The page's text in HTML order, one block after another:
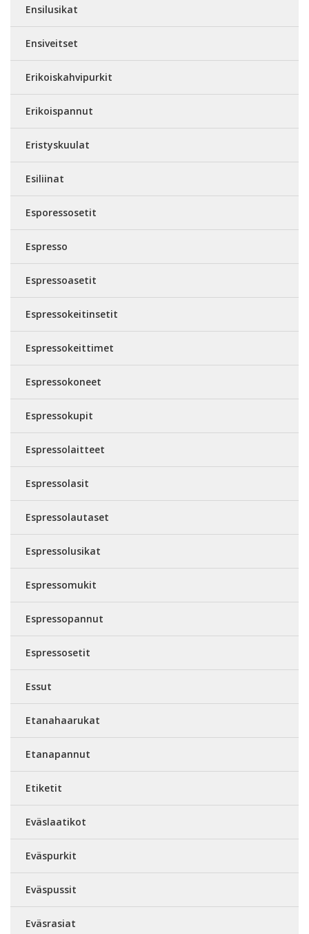
Ensilusikat
Ensiveitset
Erikoiskahvipurkit
Erikoispannut
Eristyskuulat
Esiliinat
Esporessosetit
Espresso
Espressoasetit
Espressokeitinsetit
Espressokeittimet
Espressokoneet
Espressokupit
Espressolaitteet
Espressolasit
Espressolautaset
Espressolusikat
Espressomukit
Espressopannut
Espressosetit
Essut
Etanahaarukat
Etanapannut
Etiketit
Eväslaatikot
Eväspurkit
Eväspussit
Eväsrasiat